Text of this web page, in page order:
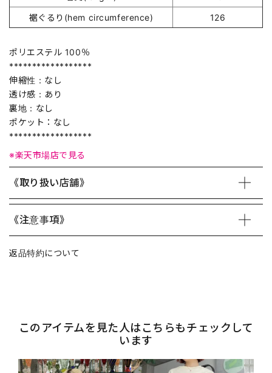
裾ぐるり(hem circumference)
126
ポリエステル 100％
******************
伸縮性：なし
透け感：あり
裏地：なし
ポケット：なし
******************
※楽天市場店で見る
《取り扱い店舗》
《注意事項》
返品特約について
このアイテムを見た人はこちらもチェックして
います